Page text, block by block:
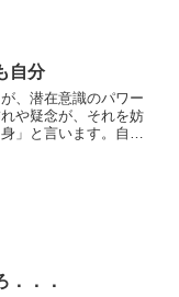
自分
、潜在意識のパワー
や疑念が、それを妨
」と言います。自身
．．．